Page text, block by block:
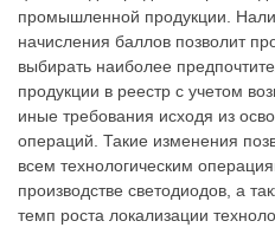
промышленной продукции.
начисления баллов позволит
выбирать наиболее
продукции в реестр с учетом
иные требования исходя из
операций. Такие изменения
всем технологическим
производстве светодиодов, а
темп роста локализации